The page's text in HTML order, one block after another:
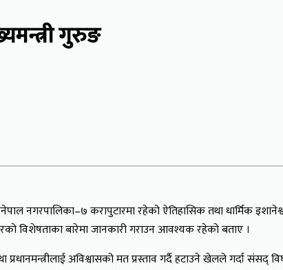
गुरुङ
करापुटारमा रहेको ऐतिहासिक तथा धार्मिक
विशेषताका बारेमा जानकारी गराउन आवश्यक रहेको बताए ।
प्रधानमन्त्रीलाई अविश्वासको मत प्रस्ताव गर्दै हटाउने खेलले गर्दा